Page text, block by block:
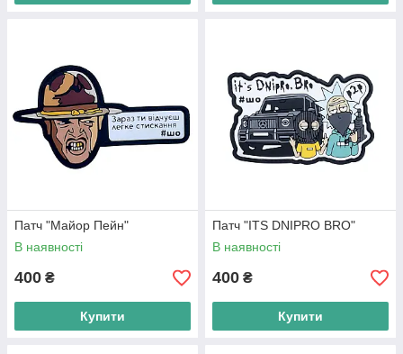
Патч "Майор Пейн"
В наявності
400 ₴
Купити
Патч "ITS DNIPRO BRO"
В наявності
400 ₴
Купити